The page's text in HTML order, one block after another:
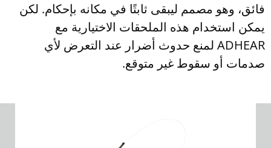
فائق، وهو مصمم ليبقى ثابتًا في مكانه بإحكام. لكن
يمكن استخدام هذه الملحقات الاختيارية مع
ADHEAR لمنع حدوث أضرار عند التعرض لأي
صدمات أو سقوط غير متوقع.